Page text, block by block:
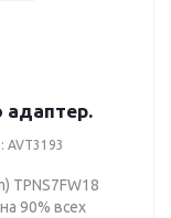
адаптер.
AVT3193
TPNS7FW18
90% всех